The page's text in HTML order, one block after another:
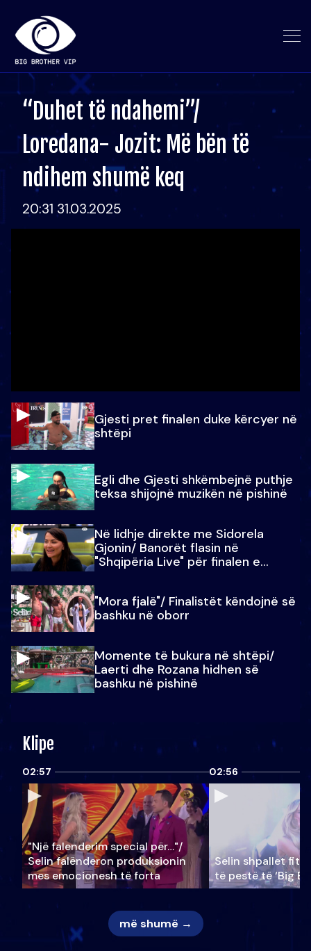
“Duhet të ndahemi”/
Loredana- Jozit: Më bën të
ndihem shumë keq
20:31 31.03.2025
Gjesti pret finalen duke kërcyer në
shtëpi
Egli dhe Gjesti shkëmbejnë puthje
teksa shijojnë muzikën në pishinë
Në lidhje direkte me Sidorela
Gjonin/ Banorët flasin në
"Shqipëria Live" për finalen e
"Mora fjalë"/ Finalistët këndojnë së
bashku në oborr
Momente të bukura në shtëpi/
Laerti dhe Rozana hidhen së
bashku në pishinë
Klipe
02:57
"Një falenderim special për…"/
Selin falënderon produksionin
mes emocionesh të forta
02:56
Selin shpallet
të pestë të ‘Big
më shumë →